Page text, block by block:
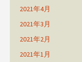
2021年4月
2021年3月
2021年2月
2021年1月